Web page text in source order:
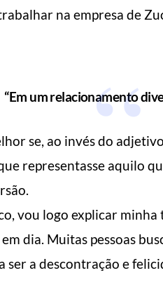
na empresa de
“Em um relacionamento
se, ao invés do
representasse aquilo
vou logo explicar
dia. Muitas pessoas
a descontração e